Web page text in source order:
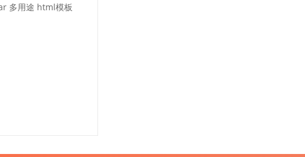
多用途 html模板